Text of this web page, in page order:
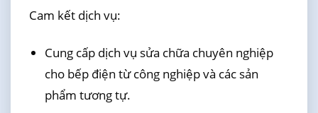
Cam kết dịch vụ:
Cung cấp dịch vụ sửa chữa chuyên nghiệp
cho bếp điện từ công nghiệp và các sản
phẩm tương tự.